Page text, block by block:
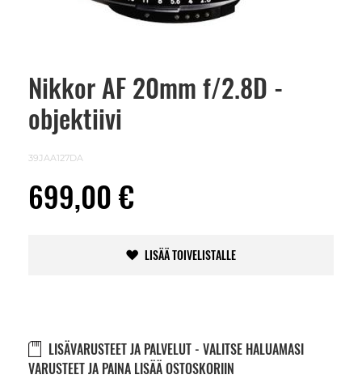
Nikkor AF 20mm f/2.8D -
objektiivi
39JAA127DA
699,00 €
LISÄÄ TOIVELISTALLE
LISÄVARUSTEET JA PALVELUT - VALITSE HALUAMASI
VARUSTEET JA PAINA LISÄÄ OSTOSKORIIN
Skip
beginning
images